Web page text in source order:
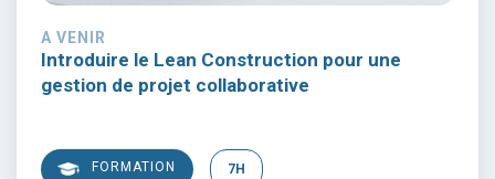
A VENIR
Introduire le Lean Construction pour une
gestion de projet collaborative
FORMATION 7H